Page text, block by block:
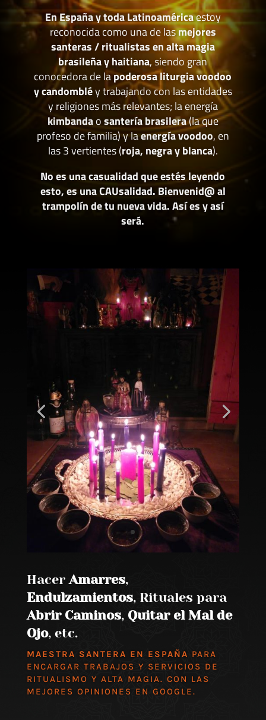
En España y toda Latinoaméricaestoy
reconocida como una de lasmejores
santeras / ritualistas en alta magia
brasileña y haitiana, siendo gran
conocedora de lapoderosa liturgia voodoo
y candombléy trabajando con las entidades
y religiones más relevantes; la energía
kimbandaosantería brasilera(la que
profeso de familia) y laenergía voodoo, en
las 3 vertientes (roja, negra y blanca).
No es una casualidad que estés leyendo
esto, es una CAUsalidad. Bienvenid@ al
trampolín de tu nueva vida. Así es y así
será.
Hacer Amarres,
Endulzamientos, Rituales para
Abrir Caminos, Quitar el Mal de
Ojo, etc.
MAESTRA SANTERA EN ESPAÑA PARA
ENCARGAR TRABAJOS Y SERVICIOS DE
RITUALISMO Y ALTA MAGIA. CON LAS
MEJORES OPINIONES EN GOOGLE.